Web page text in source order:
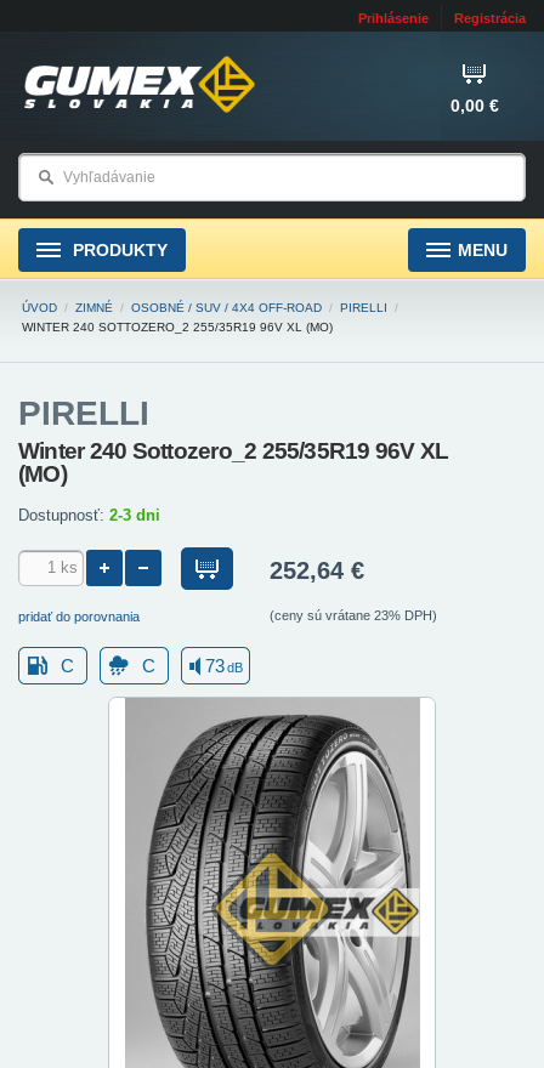
Prihlásenie Registrácia
0,00 €
PRODUKTY MENU
ÚVOD / ZIMNÉ / OSOBNÉ / SUV / 4X4 OFF-ROAD / PIRELLI
/
WINTER 240 SOTTOZERO_2 255/35R19 96V XL (MO)
PIRELLI
Winter 240 Sottozero_2 255/35R19 96V XL
(MO)
Dostupnosť: 2-3 dni
pridať do porovnania
252,64 €
(ceny sú vrátane 23% DPH)
C C 73dB